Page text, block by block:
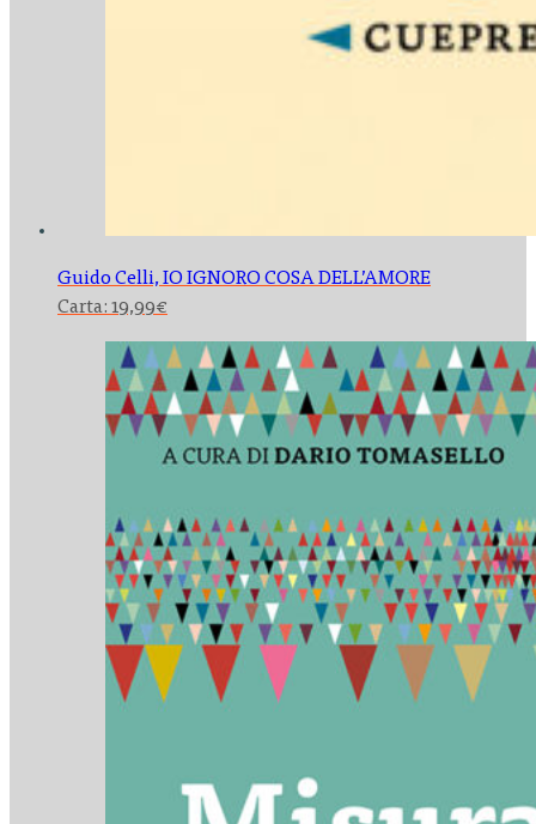
Guido Celli,IO IGNORO COSA DELL’AMORE
Carta: 19,99€